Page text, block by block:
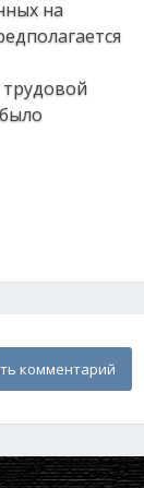
на
комментарий